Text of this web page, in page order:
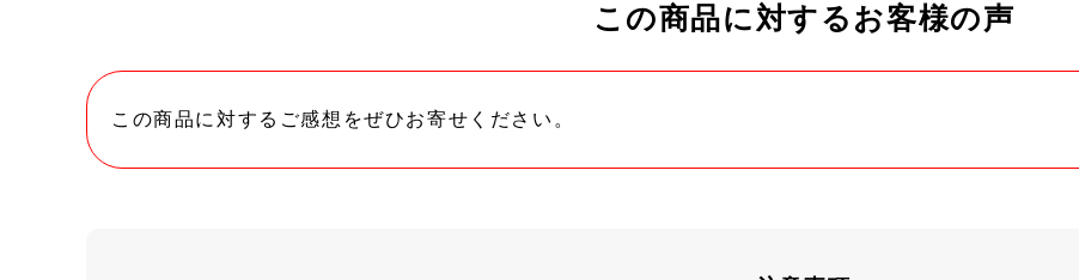
この商品に対するお客様の声
この商品に対するご感想をぜひお寄せください。